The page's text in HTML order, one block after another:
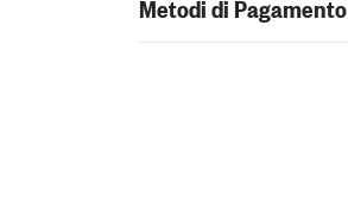
Metodi di Pagamento